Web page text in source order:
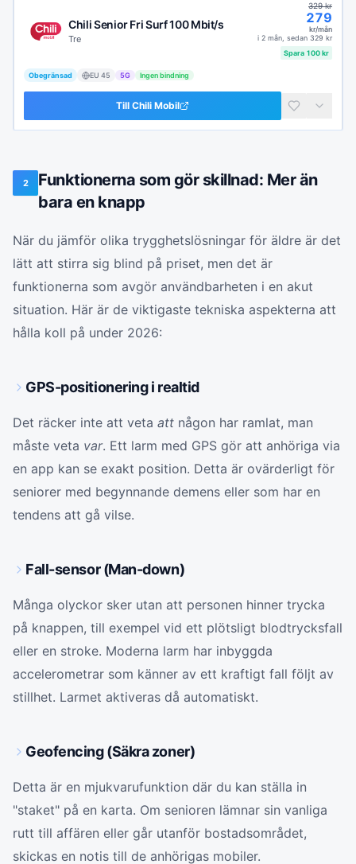
Chili Senior Fri Surf 100 Mbit/s
Tre
329kr
279
kr/mån
i 2 mån , sedan 329 kr
Spara 100kr
Obegränsad EU 45 5G Ingen bindning
Till Chili Mobil
2
Funktionerna som gör skillnad: Mer än
bara en knapp
När du jämför olika trygghetslösningar för äldre är det
lätt att stirra sig blind på priset, men det är
funktionerna som avgör användbarheten i en akut
situation. Här är de viktigaste tekniska aspekterna att
hålla koll på under 2026:
GPS-positionering i realtid
Det räcker inte att veta att någon har ramlat, man
måste veta var. Ett larm med GPS gör att anhöriga via
en app kan se exakt position. Detta är ovärderligt för
seniorer med begynnande demens eller som har en
tendens att gå vilse.
Fall-sensor (Man-down)
Många olyckor sker utan att personen hinner trycka
på knappen, till exempel vid ett plötsligt blodtrycksfall
eller en stroke. Moderna larm har inbyggda
accelerometrar som känner av ett kraftigt fall följt av
stillhet. Larmet aktiveras då automatiskt.
Geofencing (Säkra zoner)
Detta är en mjukvarufunktion där du kan ställa in
"staket" på en karta. Om senioren lämnar sin vanliga
rutt till affären eller går utanför bostadsområdet,
skickas en notis till de anhörigas mobiler.